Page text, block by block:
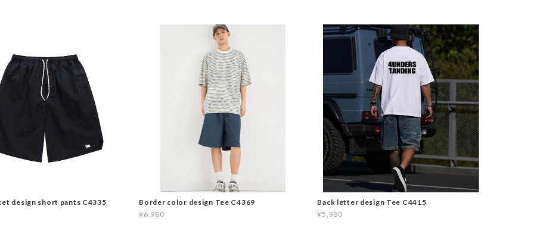
design short pants C4335
Border color design Tee C4369
¥6,980
Back letter design Tee C4415
¥5,980